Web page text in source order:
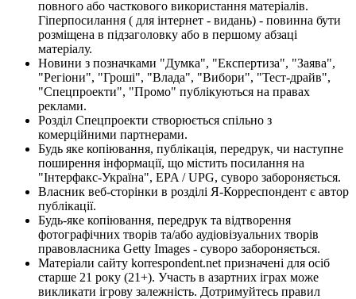
повного або часткового використання матеріалів.
Гіперпосилання ( для інтернет - видань) - повинна бути
розміщена в підзаголовку або в першому абзаці
матеріалу.
Новини з позначками "Думка", "Експертиза", "Заява",
"Регіони", "Гроші", "Влада", "Вибори", "Тест-драйв",
"Спецпроекти", "Промо" публікуються на правах
реклами.
Розділ Спецпроекти створюється спільно з
комерційними партнерами.
Будь яке копіювання, публікація, передрук, чи наступне
поширення інформації, що містить посилання на
"Інтерфакс-Україна", EPA / UPG, суворо забороняється.
Власник веб-сторінки в розділі Я-Корреспондент є автор
публікації.
Будь-яке копіювання, передрук та відтворення
фотографічних творів та/або аудіовізуальних творів
правовласника Getty Images - суворо забороняється.
Матеріали сайту korrespondent.net призначені для осіб
старше 21 року (21+). Участь в азартних іграх може
викликати ігрову залежність. Дотримуйтесь правил